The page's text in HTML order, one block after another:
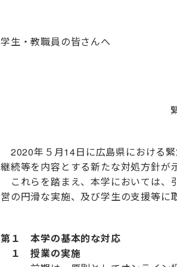
学生・教職員の皆さんへ
2020年５月14日に広島県における
継続等を内容とする新たな対処方針が
これらを踏まえ、本学においては、
営の円滑な実施、及び学生の支援等
第１ 本学の基本的な対応
１ 授業の実施